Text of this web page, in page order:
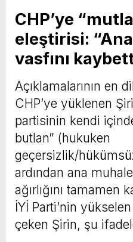
CHP’ye
eleştirisi:
vasfını
Açıklamalarının en
CHP’ye yüklenen
partisinin kendi
butlan” (hukuken
geçersizlik/
ardından ana
ağırlığını tamamen
İYİ Parti’nin
çeken Şirin, şu